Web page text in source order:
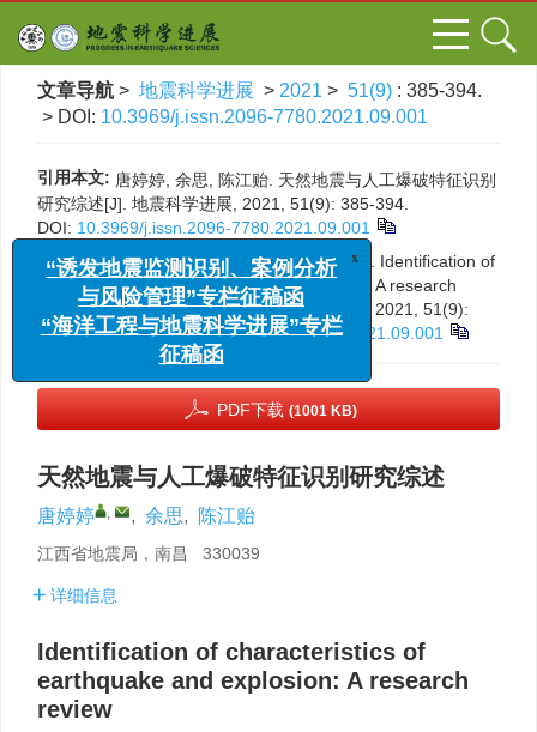
文章导航 > 地震科学进展 > 2021 > 51(9) : 385-394.
> DOI: 10.3969/j.issn.2096-7780.2021.09.001
引用本文: 唐婷婷, 余思, 陈江贻. 天然地震与人工爆破特征识别
研究综述[J]. 地震科学进展, 2021, 51(9): 385-394.
DOI: 10.3969/j.issn.2096-7780.2021.09.001
Citation: Tang Tingting, Yu Si, Chen Jiangyi. Identification of
characteristics of earthquake and explosion: A research
review[J].Progress in Earthquake Sciences
, 2021, 51(9):
385-394.DOI:10.3969/j.issn.2096-7780.2021.09.001
PDF下载 (1001 KB)
天然地震与人工爆破特征识别研究综述
唐婷婷 , , 余思, 陈江贻
江西省地震局，南昌 330039
详细信息
Identification of characteristics of
earthquake and explosion: A research
review
“诱发地震监测识别、案例分析
与风险管理”专栏征稿函
“海洋工程与地震科学进展”专栏
征稿函